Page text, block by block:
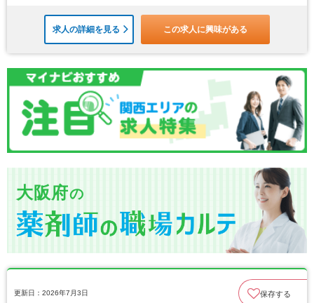
求人の詳細を見る この求人に興味がある
大阪府の
更新日：2026年7月3日 保存する